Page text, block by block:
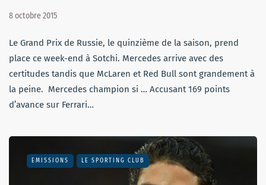
8 octobre 2015
Le Grand Prix de Russie, le quinzième de la saison, prend
place ce week-end à Sotchi. Mercedes arrive avec des
certitudes tandis que McLaren et Red Bull sont grandement à
la peine. Mercedes champion si … Accusant 169 points
d’avance sur Ferrari…
EMISSIONS LE SPORTING CLUB